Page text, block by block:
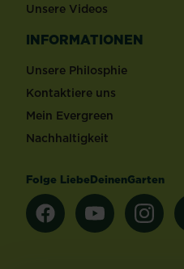
Unsere Videos
INFORMATIONEN
Unsere Philosphie
Kontaktiere uns
Mein Evergreen
Nachhaltigkeit
Folge LiebeDeinenGarten